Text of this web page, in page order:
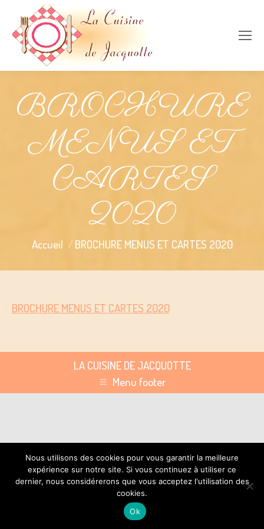
BROCHURE
MENUS ET
CARTES
2020
Vous êtes ici :
Accueil BROCHURE MENUS ET CARTES 2020
BROCHURE MENUS ET CARTES 2020
LA CUISINE DE JACQUOTTE
Menu footer
Nous utilisons des cookies pour vous garantir la meilleure
expérience sur notre site. Si vous continuez à utiliser ce
dernier, nous considérerons que vous acceptez l'utilisation des
cookies.
Ok
RAPPEL GRATUIT